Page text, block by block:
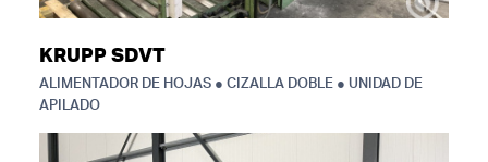
KRUPP SDVT
ALIMENTADOR DE HOJAS ● CIZALLA DOBLE ● UNIDAD DE
APILADO